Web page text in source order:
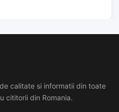
calitate si informatii din toate
cititorii din Romania.